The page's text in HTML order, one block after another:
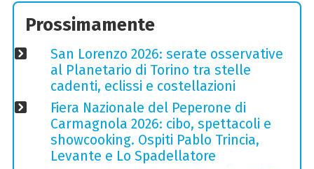
Prossimamente
San Lorenzo 2026: serate osservative
al Planetario di Torino tra stelle
cadenti, eclissi e costellazioni
Fiera Nazionale del Peperone di
Carmagnola 2026: cibo, spettacoli e
showcooking. Ospiti Pablo Trincia,
Levante e Lo Spadellatore